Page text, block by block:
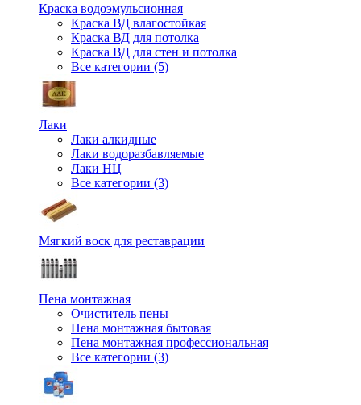
Краска водоэмульсионная
Краска ВД влагостойкая
Краска ВД для потолка
Краска ВД для стен и потолка
Все категории (5)
Лаки
Лаки алкидные
Лаки водоразбавляемые
Лаки НЦ
Все категории (3)
Мягкий воск для реставрации
Пена монтажная
Очиститель пены
Пена монтажная бытовая
Пена монтажная профессиональная
Все категории (3)